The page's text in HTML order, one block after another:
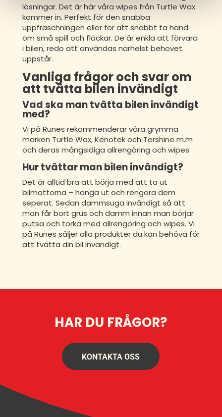
lösningar. Det är här våra wipes från Turtle Wax
kommer in. Perfekt för den snabba
uppfräschningen eller för att snabbt ta hand
om små spill och fläckar. De är enkla att förvara
i bilen, redo att användas närhelst behovet
uppstår.
Vanliga frågor och svar om
att tvätta bilen invändigt
Vad ska man tvätta bilen invändigt
med?
Vi på Runes rekommenderar våra grymma
märken Turtle Wax, Kenotek och Tershine m.m
och deras mångsidiga allrengöring och wipes.
Hur tvättar man bilen invändigt?
Det är alltid bra att börja med att ta ut
bilmattorna – hänga ut och rengöra dem
seperat. Sedan dammsuga invändigt så att
man får bort grus och damm innan man börjar
putsa och torka med allrengöring och wipes. Vi
på Runes säljer alla produkter du kan behöva för
att tvätta din bil invändigt.
HAR DU FRÅGOR?
KONTAKTA OSS